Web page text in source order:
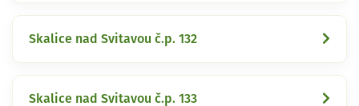
Skalice nad Svitavou č.p. 132
Skalice nad Svitavou č.p. 133